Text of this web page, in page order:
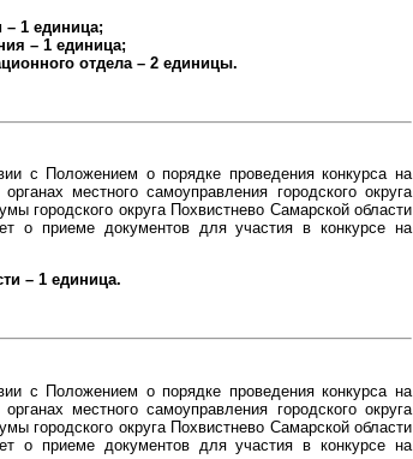
– 1 единица;
– 1 единица;
отдела – 2 единицы.
с Положением о порядке проведения конкурса на
местного самоуправления городского округа
городского округа Похвистнево Самарской области
о приеме документов для участия в конкурсе на
– 1 единица.
с Положением о порядке проведения конкурса на
местного самоуправления городского округа
городского округа Похвистнево Самарской области
о приеме документов для участия в конкурсе на